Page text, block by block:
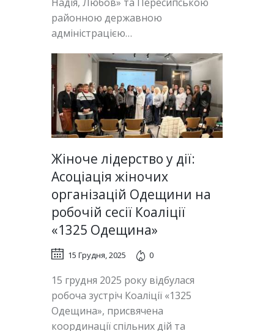
районною державною
адміністрацією…
Жіноче лідерство у дії:
Асоціація жіночих
організацій Одещини на
робочій сесії Коаліції
«1325 Одещина»
15 Грудня, 2025 0
15 грудня 2025 року відбулася
робоча зустріч Коаліції «1325
Одещина», присвячена
координації спільних дій та